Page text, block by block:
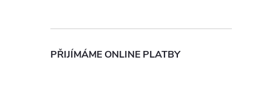
e
PŘIJÍMÁME ONLINE PLATBY